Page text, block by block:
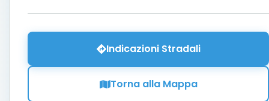
Indicazioni Stradali
Torna alla Mappa